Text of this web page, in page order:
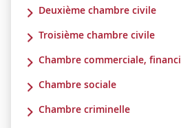
Deuxième chambre civile
Troisième chambre civile
Chambre commerciale,
Chambre sociale
Chambre criminelle